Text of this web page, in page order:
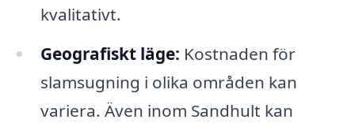
kvalitativt.
Geografiskt läge: Kostnaden för
slamsugning i olika områden kan
variera. Även inom Sandhult kan